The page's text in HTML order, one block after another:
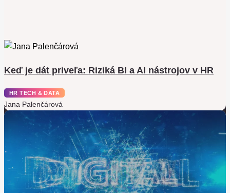
Keď je dát priveľa: Riziká BI a AI nástrojov v HR
HR TECH & DATA
Jana Palenčárová